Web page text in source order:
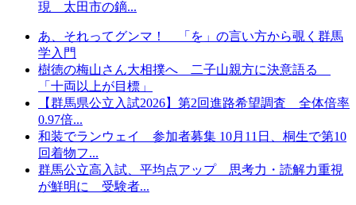
現 太田市の鏑...
あ、それってグンマ！ 「を」の言い方から覗く群馬
学入門
樹徳の梅山さん大相撲へ 二子山親方に決意語る
「十両以上が目標」
【群馬県公立入試2026】第2回進路希望調査 全体倍率
0.97倍...
和装でランウェイ 参加者募集 10月11日、桐生で第10
回着物フ...
群馬公立高入試、平均点アップ 思考力・読解力重視
が鮮明に 受験者...